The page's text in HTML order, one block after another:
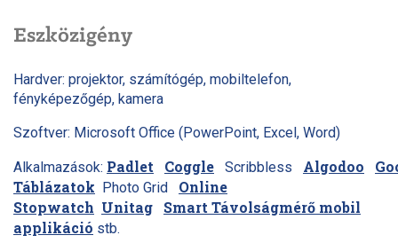
Eszközigény
Hardver: projektor, számítógép, mobiltelefon,
fényképezőgép, kamera
Szoftver: Microsoft Office (PowerPoint, Excel, Word)
Alkalmazások: Padlet Coggle Scribbless Algodoo
Táblázatok Photo Grid Online
Stopwatch Unitag
Smart Távolságmérő mobil
applikáció stb.